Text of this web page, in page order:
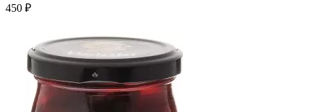
450 ₽